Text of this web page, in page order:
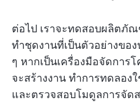
ต่อไป เราจะทดสอบผลิตภั
ทำชุดงานที่เป็นตัวอย่างขอ
ๆ หากเป็นเครื่องมือจัดการโ
จะสร้างงาน ทำการทดลอ
และตรวจสอบโมดูลการจัด